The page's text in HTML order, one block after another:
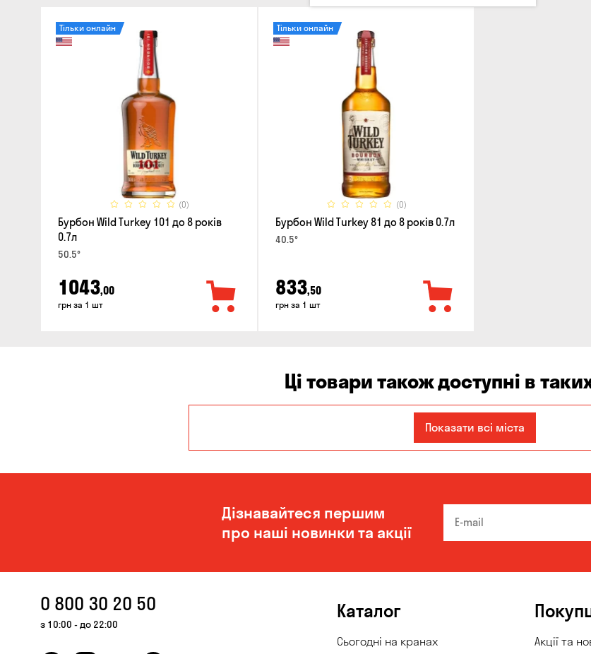
(0)
Тільки онлайн
Бурбон Wild Turkey 101 до 8 років
0.7л
50.5°
1043,00
грн за 1 шт
(0)
Тільки онлайн
Бурбон Wild Turkey 81 до 8 років 0.7л
40.5°
833,50
грн за 1 шт
Ці товари також доступні в
Одеса Олександрівка Чорноморськ
Показати всі міста
Дізнавайтеся першим
про наші новинки та акції
0 800 30 20 50
з 10:00 - до 22:00
Каталог
Сьогодні на кранах Акції та